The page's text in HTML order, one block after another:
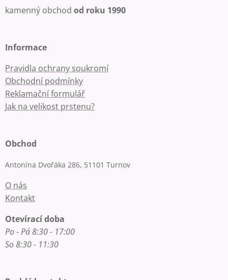
kamenný obchod od roku 1990
Informace
Pravidla ochrany soukromí
Obchodní podmínky
Reklamační formulář
Jak na velikost prstenu?
Obchod
Antonína Dvořáka 286, 51101 Turnov
O nás
Kontakt
Otevírací doba
Po - Pá 8:30 - 17:00
So 8:30 - 11:30